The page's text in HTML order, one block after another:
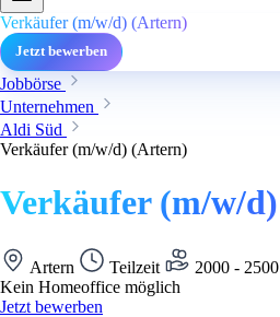
Verkäufer (m/w/d) (Artern)
Jetzt bewerben
Jobbörse
Unternehmen
Aldi Süd
Verkäufer (m/w/d) (Artern)
Verkäufer (m/w/
Artern Teilzeit
2000 -
Kein Homeoffice möglich
Jetzt bewerben